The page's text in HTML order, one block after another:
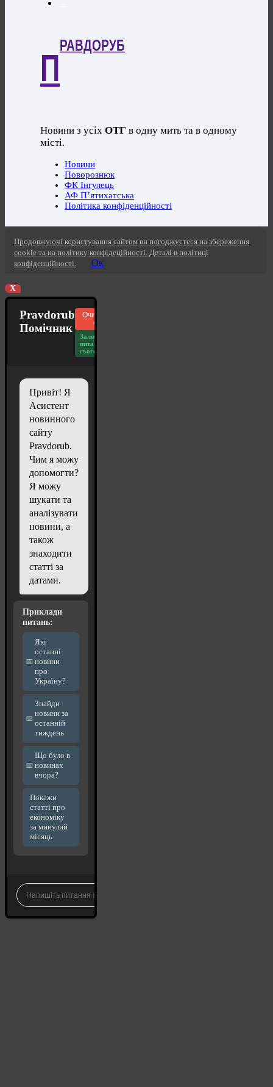
П
РАВДОРУБ
Новини з усіхОТГ в одну мить та в одному
місті.
Новини
Поворознюк
ФК Інгулець
АФ П’ятихатська
Політика конфіденційності
Продовжуючі користування сайтом ви погоджуєтеся на збереження
cookie та на політику конфідеційності. Деталі в політиці
конфіденційності.
Ок
X
Pravdorub
Помічник
Очистити
чат
Залишилось
питань
сьогодні: 20
Привіт! Я
Асистент
новинного
сайту
Pravdorub.
Чим я можу
допомогти?
Я можу
шукати та
аналізувати
новини, а
також
знаходити
статті за
датами.
Приклади
питань:
Які
останні
новини
про
Україну?
Знайди
новини за
останній
тиждень
Що було в
новинах
вчора?
Покажи
статті про
економіку
за минулий
місяць